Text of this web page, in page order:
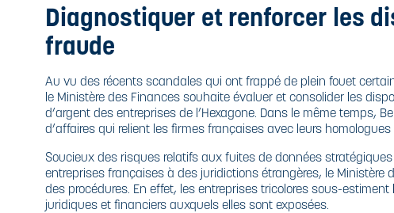
Diagnostiquer et renforcer les
fraude
Au vu des récents scandales qui ont frappé de plein fouet
le Ministère des Finances souhaite évaluer et consolider les
d’argent des entreprises de l’Hexagone. Dans le même temps,
d’affaires qui relient les firmes françaises avec leurs
Soucieux des risques relatifs aux fuites de données
entreprises françaises à des juridictions étrangères, le Ministère
des procédures. En effet, les entreprises tricolores sous-
juridiques et financiers auxquels elles sont exposées.
ET ISO